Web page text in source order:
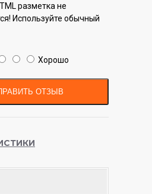
разметка не
Используйте обычный
Хорошо
ОТЗЫВ